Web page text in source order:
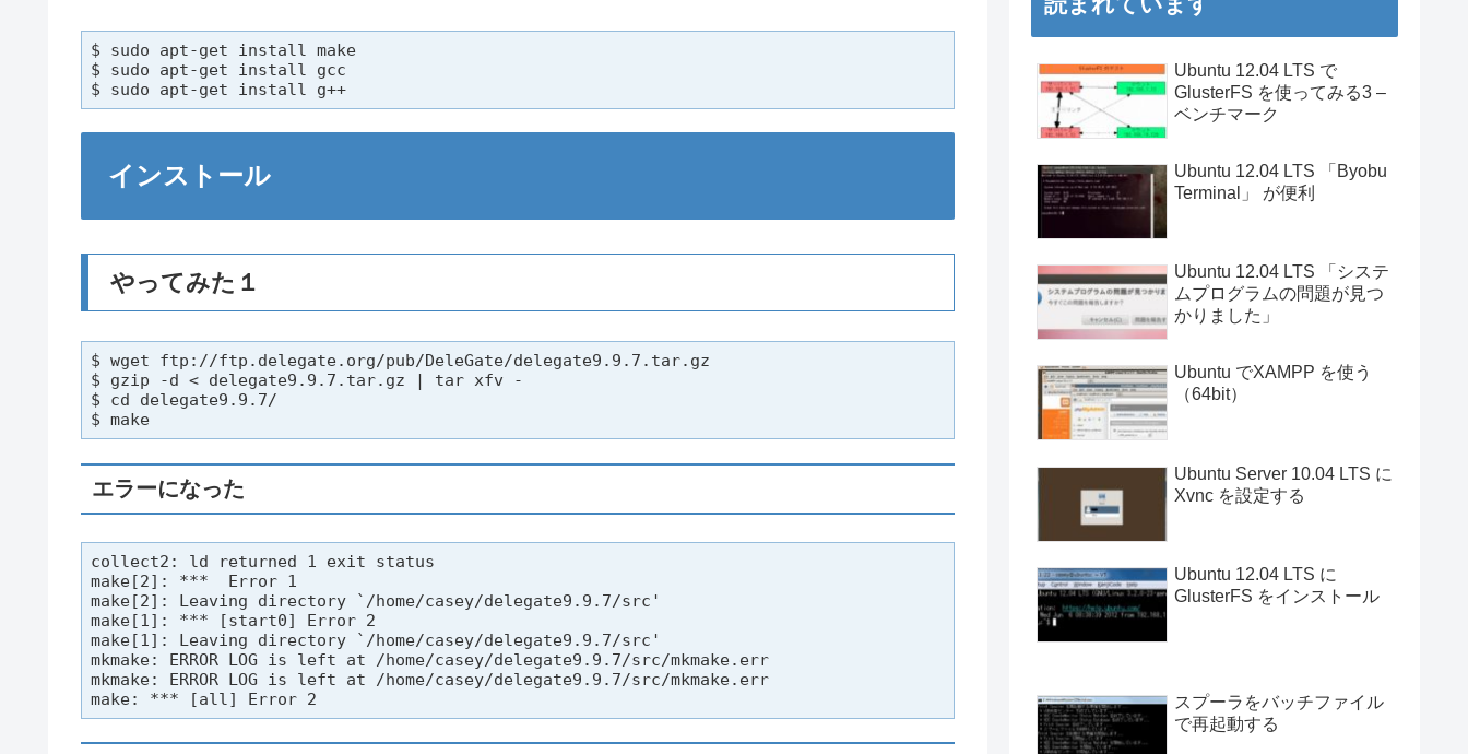
$ sudo apt-get install make
$ sudo apt-get install gcc
$ sudo apt-get install g++
インストール
やってみた１
$ wget ftp://ftp.delegate.org/pub/DeleGate/delegate9.9.7.tar.gz
$ gzip -d < delegate9.9.7.tar.gz | tar xfv -
$ cd delegate9.9.7/
$ make
エラーになった
collect2: ld returned 1 exit status
make[2]: ***  Error 1
make[2]: Leaving directory `/home/casey/delegate9.9.7/src'
make[1]: *** [start0] Error 2
make[1]: Leaving directory `/home/casey/delegate9.9.7/src'
mkmake: ERROR LOG is left at /home/casey/delegate9.9.7/src/mkmake.err
mkmake: ERROR LOG is left at /home/casey/delegate9.9.7/src/mkmake.err
make: *** [all] Error 2
Ubuntu 12.04 LTS で
GlusterFS を使ってみる3 –
ベンチマーク
Ubuntu 12.04 LTS 「Byobu
Terminal」 が便利
Ubuntu 12.04 LTS 「システ
ムプログラムの問題が見つ
かりました」
Ubuntu でXAMPP を使う
（64bit）
Ubuntu Server 10.04 LTS に
Xvnc を設定する
Ubuntu 12.04 LTS に
GlusterFS をインストール
スプーラをバッチファイル
で再起動する